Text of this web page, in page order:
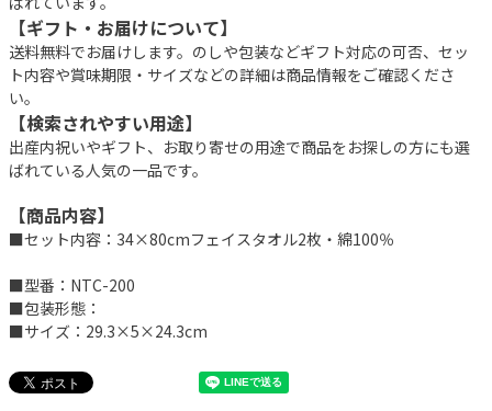
【ギフト・お届けについて】
送料無料でお届けします。のしや包装などギフト対応の可否、セッ
ト内容や賞味期限・サイズなどの詳細は商品情報をご確認くださ
い。
【検索されやすい用途】
出産内祝いやギフト、お取り寄せの用途で商品をお探しの方にも選
ばれている人気の一品です。
【商品内容】
■セット内容：34×80cmフェイスタオル2枚・綿100％
■型番：NTC-200
■包装形態：
■サイズ：29.3×5×24.3cm